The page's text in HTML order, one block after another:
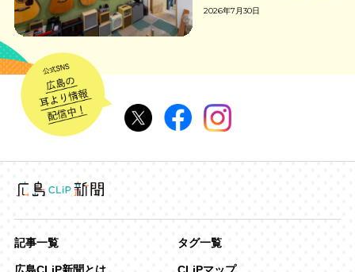
寺」
2026年7月30日
記事一覧 タグ一覧